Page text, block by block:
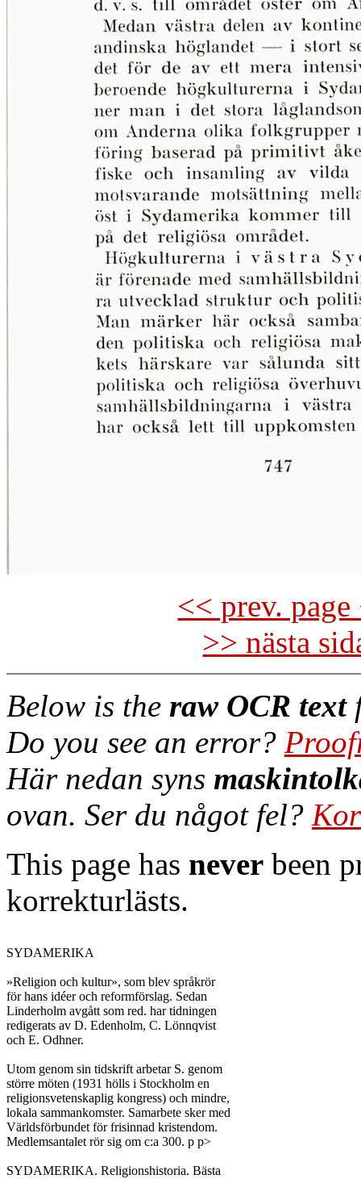
<< prev.
>> nästa
Below is the raw OCR text
Do you see an error?
Här nedan syns
ovan. Ser du något fel?
This page has never been
korrekturlästs.
SYDAMERIKA
»Religion och kultur», som blev språkrör
för hans idéer och reformförslag. Sedan
Linderholm avgått som red. har tidningen
redigerats av D. Edenholm, C. Lönnqvist
och E. Odhner.
Utom genom sin tidskrift arbetar S. genom
större möten (1931 hölls i Stockholm en
religionsvetenskaplig kongress) och mindre,
lokala sammankomster. Samarbete sker med
Världsförbundet för frisinnad kristendom.
Medlemsantalet rör sig om c:a 300. p p>
SYDAMERIKA. Religionshistoria. Bästa